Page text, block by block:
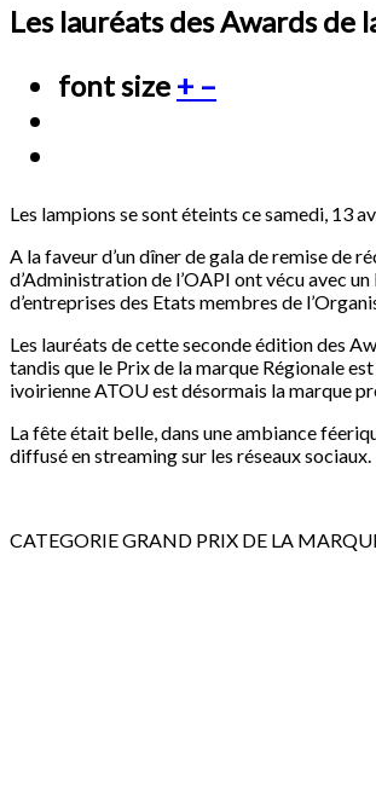
Les lauréats des Awards
font size + –
Les lampions se sont éteints ce samedi, 13
A la faveur d’un dîner de gala de remise de
d’Administration de l’OAPI ont vécu avec
d’entreprises des Etats membres de
Les lauréats de cette seconde édition des
tandis que le Prix de la marque Régionale
ivoirienne ATOU est désormais la marque
La fête était belle, dans une ambiance
diffusé en streaming sur les réseaux sociaux.
CATEGORIE GRAND PRIX DE LA